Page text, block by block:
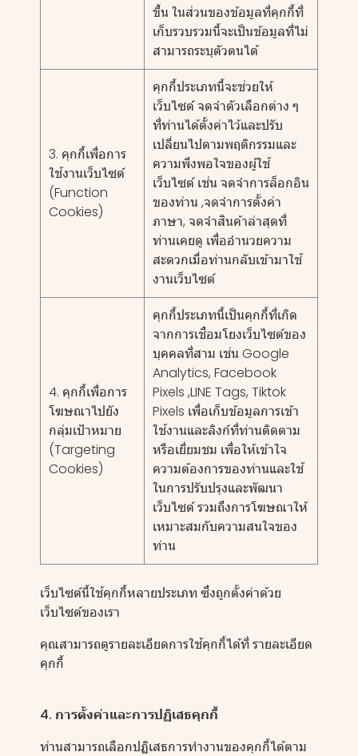
ขึ้น ในส่วนของข้อมูลที่คุกกี้ที่
เก็บรวบรวมนี้จะเป็นข้อมูลที่ไม่
สามารถระบุตัวตนได้
3. คุกกี้เพื่อการ
ใช้งานเว็บไซต์
(Function
Cookies)
คุกกี้ประเภทนี้จะช่วยให้
เว็บไซต์ จดจำตัวเลือกต่าง ๆ
ที่ท่านได้ตั้งค่าไว้และปรับ
เปลี่ยนไปตามพฤติกรรมและ
ความพึงพอใจของผู้ใช้
เว็บไซต์ เช่น จดจำการล็อกอิน
ของท่าน ,จดจำการตั้งค่า
ภาษา, จดจำสินค้าล่าสุดที่
ท่านเคยดู เพื่ออำนวยความ
สะดวกเมื่อท่านกลับเข้ามาใช้
งานเว็บไซต์
4. คุกกี้เพื่อการ
โฆษณาไปยัง
กลุ่มเป้าหมาย
(Targeting
Cookies)
คุกกี้ประเภทนี้เป็นคุกกี้ที่เกิด
จากการเชื่อมโยงเว็บไซต์ของ
บุคคลที่สาม เช่น Google
Analytics, Facebook
Pixels ,LINE Tags, Tiktok
Pixels เพื่อเก็บข้อมูลการเข้า
ใช้งานและลิงก์ที่ท่านติดตาม
หรือเยี่ยมชม เพื่อให้เข้าใจ
ความต้องการของท่านและใช้
ในการปรับปรุงและพัฒนา
เว็บไซต์ รวมถึงการโฆษณาให้
เหมาะสมกับความสนใจของ
ท่าน
เว็บไซต์นี้ใช้คุกกี้หลายประเภท ซึ่งถูกตั้งค่าด้วย
เว็บไซต์ของเรา
คุณสามารถดูรายละเอียดการใช้คุกกี้ได้ที่รายละเอียด
คุกกี้
4. การตั้งค่าและการปฏิเสธคุกกี้
ท่านสามารถเลือกปฏิเสธการทำงานของคุกกี้ได้ตาม